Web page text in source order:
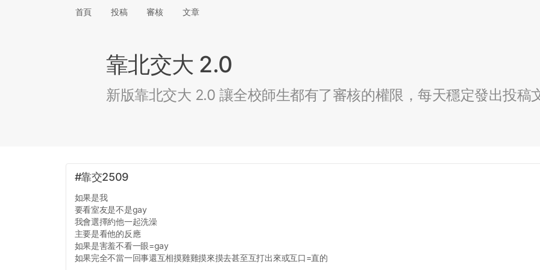
首頁 投稿 審核 文章
靠北交大 2.0
新版靠北交大 2.0 讓全校師生都有了審核的權限，每天穩定發出投稿
#靠交2509
如果是我
要看室友是不是gay
我會選擇約他一起洗澡
主要是看他的反應
如果是害羞不看一眼=gay
如果完全不當一回事還互相摸雞雞摸來摸去甚至互打出來或互口=直的